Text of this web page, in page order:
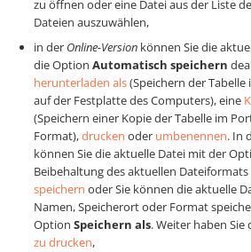
zu öffnen oder eine Datei aus der Liste
Dateien auszuwählen,
in der Online-Version können Sie die
die Option Automatisch speichern
herunterladen als(Speichern der
auf der Festplatte des Computers), eine
(Speichern einer Kopie der Tabelle im
Format),drucken oder umbenennen. In
können Sie die aktuelle Datei mit der
Beibehaltung des aktuellen
speichern oder Sie können die aktuelle
Namen, Speicherort oder Format
Option Speichern als. Weiter haben
zu drucken,